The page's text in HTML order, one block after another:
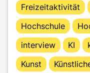
Freizeitaktivität
Hochschule
interview
KI
Kunst